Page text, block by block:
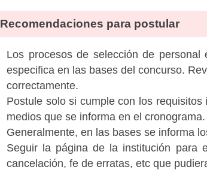
Recomendaciones para postular
Los procesos de selección de
especifica en las bases del concurso.
correctamente.
Postule solo si cumple con los
medios que se informa en el cronograma.
Generalmente, en las bases se informa
Seguir la página de la institución para
cancelación, fe de erratas, etc que